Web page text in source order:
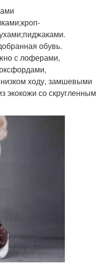
обувь.
с лоферами,
ходу, замшевыми
экокожи со скругленным